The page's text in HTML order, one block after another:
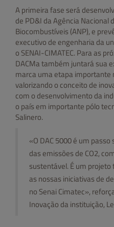
A primeira fase será
de PD&I da Agência Nacional
Biocombustíveis (ANP), e
executivo de engenharia da
o SENAI-CIMATEC. Para as
DACMa também juntará sua
marca uma etapa importante
valorizando o conceito de
com o desenvolvimento da
o país em importante pólo
Salinero.
«O DAC 5000 é um
das emissões de CO2,
sustentável. É um
as nossas iniciativas de
no Senai Cimatec»,
Inovação da instituição,